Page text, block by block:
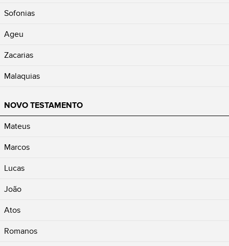
Sofonias
Ageu
Zacarias
Malaquias
NOVO TESTAMENTO
Mateus
Marcos
Lucas
João
Atos
Romanos